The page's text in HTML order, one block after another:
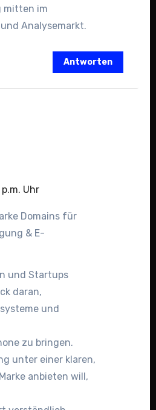
mitten im
Analysemarkt.
Antworten
Uhr
Domains für
& E-
und Startups
daran,
und
zu bringen.
unter einer klaren,
anbieten will,